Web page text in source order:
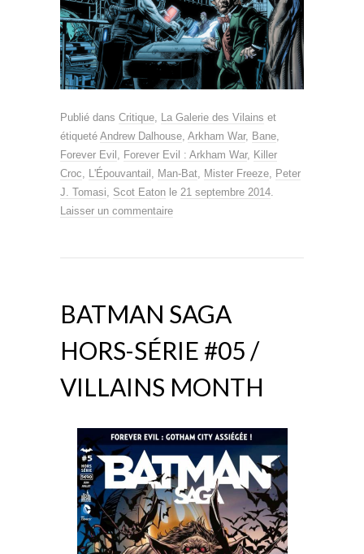
Publié dans Critique La Galerie des Vilains et
étiqueté Andrew Dalhouse Arkham War, Bane
Forever Evil
Forever Evil : Arkham War, Killer
Croc
L'Épouvantail Man-Bat Mister Freeze
Peter
J. Tomasi
Scot Eaton le 21 septembre 2014
Laisser un commentaire
BATMAN SAGA
HORS-SÉRIE #05 /
VILLAINS MONTH